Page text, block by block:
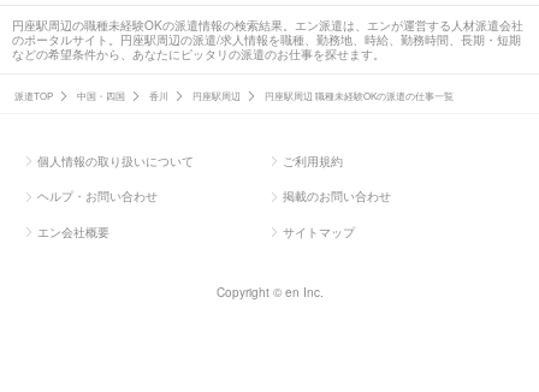
円座駅周辺の職種未経験OKの派遣情報の検索結果。エン派遣は、エンが運営する人材派遣会社
のポータルサイト。円座駅周辺の派遣/求人情報を職種、勤務地、時給、勤務時間、長期・短期
などの希望条件から、あなたにピッタリの派遣のお仕事を探せます。
派遣TOP 中国・四国 香川 円座駅周辺 円座駅周辺 職種未経験OKの派遣の仕事一覧
個人情報の取り扱いについて ご利用規約
ヘルプ・お問い合わせ 掲載のお問い合わせ
エン会社概要 サイトマップ
Copyright © en Inc.